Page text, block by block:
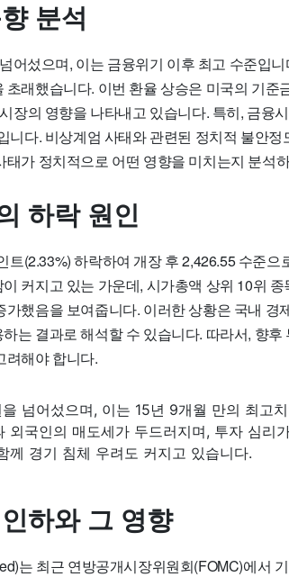
분석
어섰으며, 이는 금융위기 이후 최고 수준입
초래했습니다. 이번 환율 상승은 미국의 기준
장의 영향을 나타내고 있습니다. 특히, 금융
니다. 비상계엄 사태와 관련된 정치적 불안
태가 정치적으로 어떤 영향을 미치는지 분석
하락 원인
트(2.33%) 하락하여 개장 후 2,426.55 수준
커지고 있는 가운데, 시가총액 상위 10위
가했음을 보여줍니다. 이러한 상황은 국내 경
는 결과로 해석할 수 있습니다. 따라서, 향
려해야 합니다.
넘어섰으며, 이는 15년 9개월 만의 최고
외국인의 매도세가 두드러지며, 투자 심리
께 경기 침체 우려도 커지고 있습니다.
하와 그 영향
는 최근 연방공개시장위원회(FOMC)에서